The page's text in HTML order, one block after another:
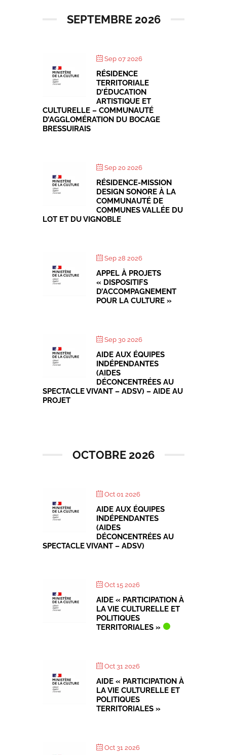
SEPTEMBRE 2026
Sep 07 2026
RÉSIDENCE
TERRITORIALE
D’ÉDUCATION
ARTISTIQUE ET
CULTURELLE – COMMUNAUTÉ
D’AGGLOMÉRATION DU BOCAGE
BRESSUIRAIS
Sep 20 2026
RÉSIDENCE-MISSION
DESIGN SONORE À LA
COMMUNAUTÉ DE
COMMUNES VALLÉE DU
LOT ET DU VIGNOBLE
Sep 28 2026
APPEL À PROJETS
« DISPOSITIFS
D’ACCOMPAGNEMENT
POUR LA CULTURE »
Sep 30 2026
AIDE AUX ÉQUIPES
INDÉPENDANTES
(AIDES
DÉCONCENTRÉES AU
SPECTACLE VIVANT – ADSV) – AIDE AU
PROJET
OCTOBRE 2026
Oct 01 2026
AIDE AUX ÉQUIPES
INDÉPENDANTES
(AIDES
DÉCONCENTRÉES AU
SPECTACLE VIVANT – ADSV)
Oct 15 2026
AIDE « PARTICIPATION À
LA VIE CULTURELLE ET
POLITIQUES
TERRITORIALES »
Oct 31 2026
AIDE « PARTICIPATION À
LA VIE CULTURELLE ET
POLITIQUES
TERRITORIALES »
Oct 31 2026